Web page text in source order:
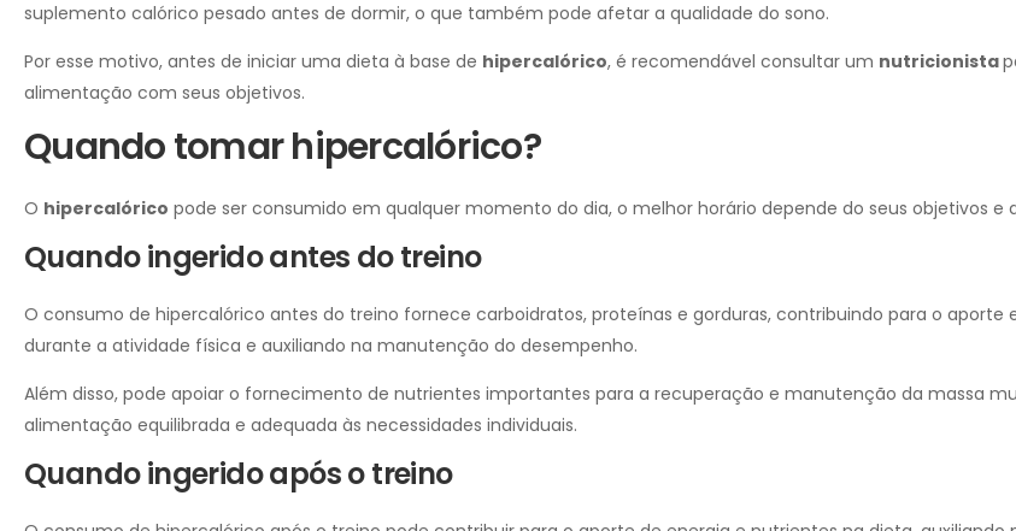
suplemento calórico pesado antes de dormir, o que também pode afetar a qualidade do sono.
Por esse motivo, antes de iniciar uma dieta à base de hipercalórico, é recomendável consultar um nutricionista
alimentação com seus objetivos.
Quando tomar hipercalórico?
O hipercalórico pode ser consumido em qualquer momento do dia, o melhor horário depende do seus objetivos e
Quando ingerido antes do treino
O consumo de hipercalórico antes do treino fornece carboidratos, proteínas e gorduras, contribuindo para o aporte
durante a atividade física e auxiliando na manutenção do desempenho.
Além disso, pode apoiar o fornecimento de nutrientes importantes para a recuperação e manutenção da massa
alimentação equilibrada e adequada às necessidades individuais.
Quando ingerido após o treino